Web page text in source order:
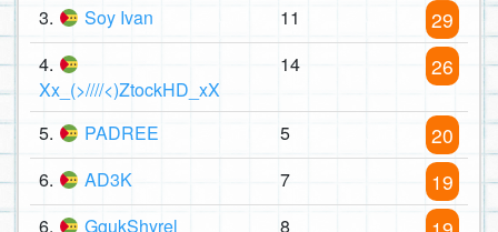
3. Soy Ivan 11 29
4.
Xx_(>////<)ZtockHD_xX
14 26
5. PADREE 5 20
6. AD3K 7 19
6. GgukShyrel 8